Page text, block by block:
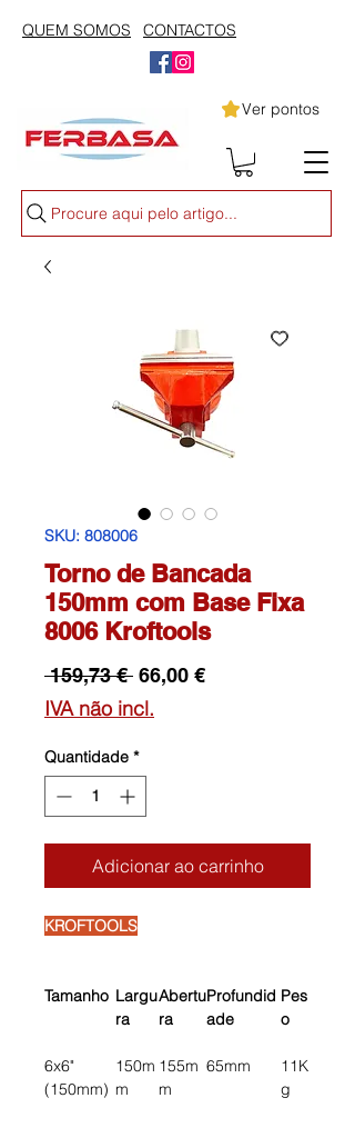
QUEM SOMOS CONTACTOS
Ver pontos
Procure aqui pelo artigo...
SKU: 808006
Torno de Bancada
150mm com Base Fixa
8006 Kroftools
159,73 € Preço
normal
66,00 €Preço
IVA não incl.
Quantidade *
Adicionar ao carrinho
KROFTOOLS
Tamanho Largu
ra
Abertu
ra
Profundid
ade
Pes
o
6x6"
(150mm)
150m
m
155m
m
65mm
11K
g